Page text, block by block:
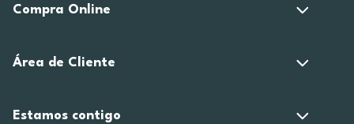
Compra Online
Área de Cliente
Estamos contigo